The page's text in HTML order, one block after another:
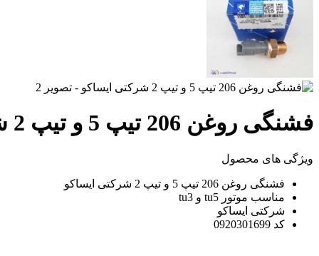
فشنگی روغن 206 تیپ 5 و تیپ 2 شرکتی ایساکو
ویژگی های محصول
فشنگی روغن 206 تیپ 5 و تیپ 2 شرکتی ایساکو
مناسب موتور tu5 و tu3
شرکتی ایساکو
کد 0920301699